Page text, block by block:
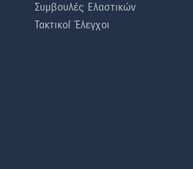
Συμβουλές Ελαστικών
Τακτικοί Έλεγχοι